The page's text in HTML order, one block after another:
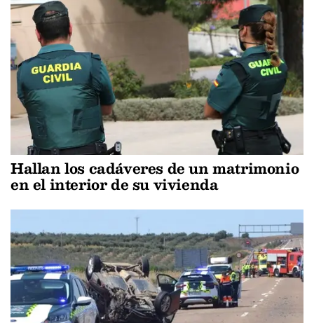
Hallan los cadáveres de un matrimonio
en el interior de su vivienda